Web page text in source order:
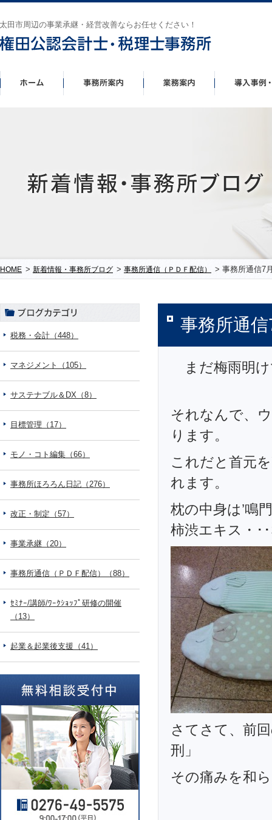
太田市周辺の事業承継・経営改善ならお任せください！
HOME > 新着情報・事務所ブログ > 事務所通信（ＰＤＦ配信） > 事務所通信7
事務所通
まだ梅雨明け
それなんで、
ります。
これだと首元
れます。
枕の中身は’鳴
柿渋エキス・･
さてさて、前
刑」
その痛みを和
税務・会計（448）
マネジメント（105）
サステナブル＆DX（8）
目標管理（17）
モノ・コト編集（66）
事務所ほろろん日記（276）
改正・制定（57）
事業承継（20）
事務所通信（ＰＤＦ配信）（88）
ｾﾐﾅｰ/講師/ﾜｰｸｼｮｯﾌﾟ研修の開催
（13）
起業＆起業後支援（41）